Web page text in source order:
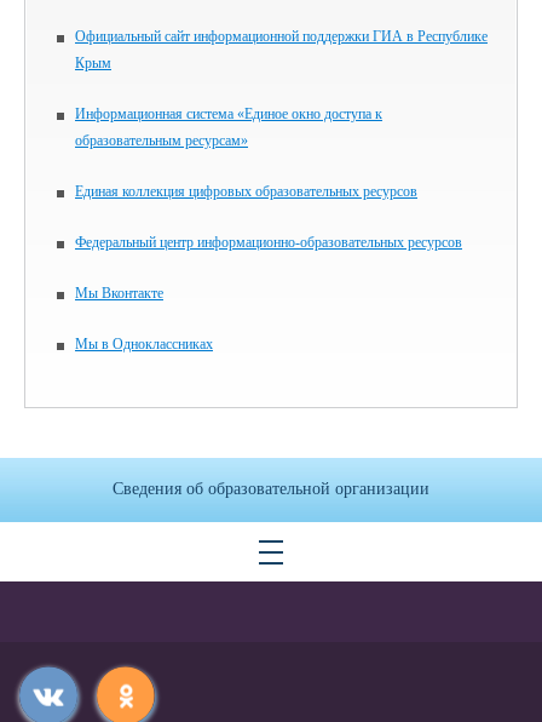
Официальный сайт информационной поддержки ГИА в Республике
Крым
Информационная система «Единое окно доступа к
образовательным ресурсам»
Единая коллекция цифровых образовательных ресурсов
Федеральный центр информационно-образовательных ресурсов
Мы Вконтакте
Мы в Одноклассниках
Сведения об образовательной организации